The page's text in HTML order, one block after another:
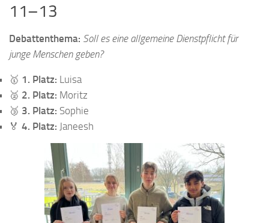
11–13
Debattenthema: Soll es eine allgemeine Dienstpflicht für
junge Menschen geben?
🥇 1. Platz: Luisa
🥈 2. Platz: Moritz
🥉 3. Platz: Sophie
🏅 4. Platz: Janeesh